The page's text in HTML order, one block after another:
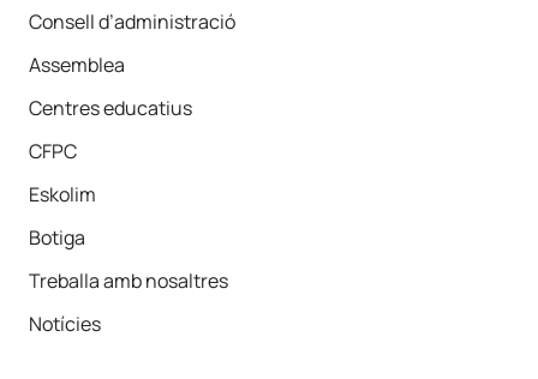
Consell d’administració
Assemblea
Centres educatius
CFPC
Eskolim
Botiga
Treballa amb nosaltres
Notícies